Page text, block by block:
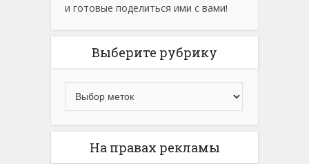
и готовые поделиться ими с вами!
Выберите рубрику
На правах рекламы